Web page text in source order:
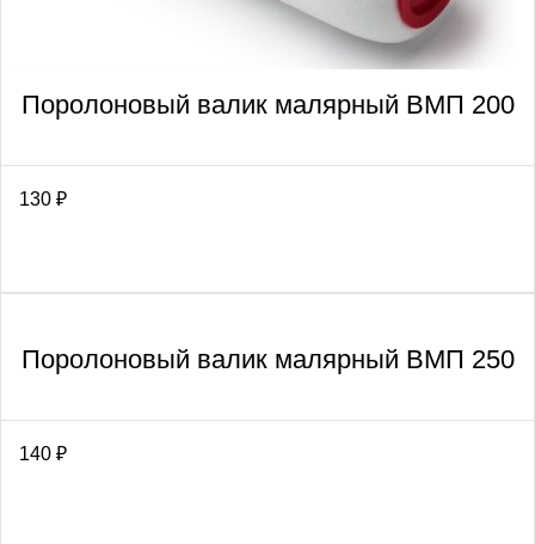
Поролоновый валик малярный ВМП 200
130 ₽
Поролоновый валик малярный ВМП 250
140 ₽